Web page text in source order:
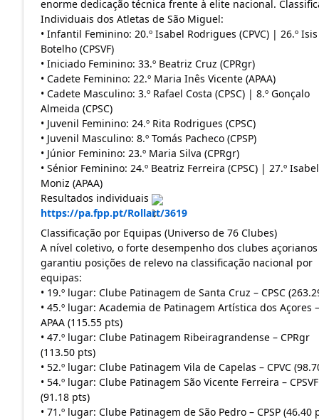
enorme dedicação técnica frente à elite nacional.
Individuais dos Atletas de São Miguel:
• Infantil Feminino: 20.º Isabel Rodrigues (CPVC) | 26.º Isis
Botelho (CPSVF)
• Iniciado Feminino: 33.º Beatriz Cruz (CPRgr)
• Cadete Feminino: 22.º Maria Inês Vicente (APAA)
• Cadete Masculino: 3.º Rafael Costa (CPSC) | 8.º Gonçalo
Almeida (CPSC)
• Juvenil Feminino: 24.º Rita Rodrigues (CPSC)
• Juvenil Masculino: 8.º Tomás Pacheco (CPSP)
• Júnior Feminino: 23.º Maria Silva (CPRgr)
• Sénior Feminino: 24.º Beatriz Ferreira (CPSC) | 27.º Isabel
Moniz (APAA)
Resultados individuais
https://pa.fpp.pt/Rollart/3619
Classificação por Equipas (Universo de 76 Clubes)
A nível coletivo, o forte desempenho dos clubes açorianos
garantiu posições de relevo na classificação nacional por
equipas:
• 19.º lugar: Clube Patinagem de Santa Cruz – CPSC
• 45.º lugar: Academia de Patinagem Artística dos Açores –
APAA (115.55 pts)
• 47.º lugar: Clube Patinagem Ribeiragrandense – CPRgr
(113.50 pts)
• 52.º lugar: Clube Patinagem Vila de Capelas – CPVC
• 54.º lugar: Clube Patinagem São Vicente Ferreira – CPSVF
(91.18 pts)
• 71.º lugar: Clube Patinagem de São Pedro – CPSP (46.40